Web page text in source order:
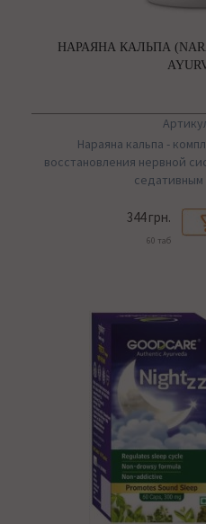
НАРАЯНА КАЛЬПА
Нараяна кальпа -
восстановления нервной
344 грн.
60 таб